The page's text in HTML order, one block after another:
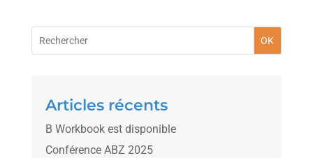
OK
Articles récents
B Workbook est disponible
Conférence ABZ 2025